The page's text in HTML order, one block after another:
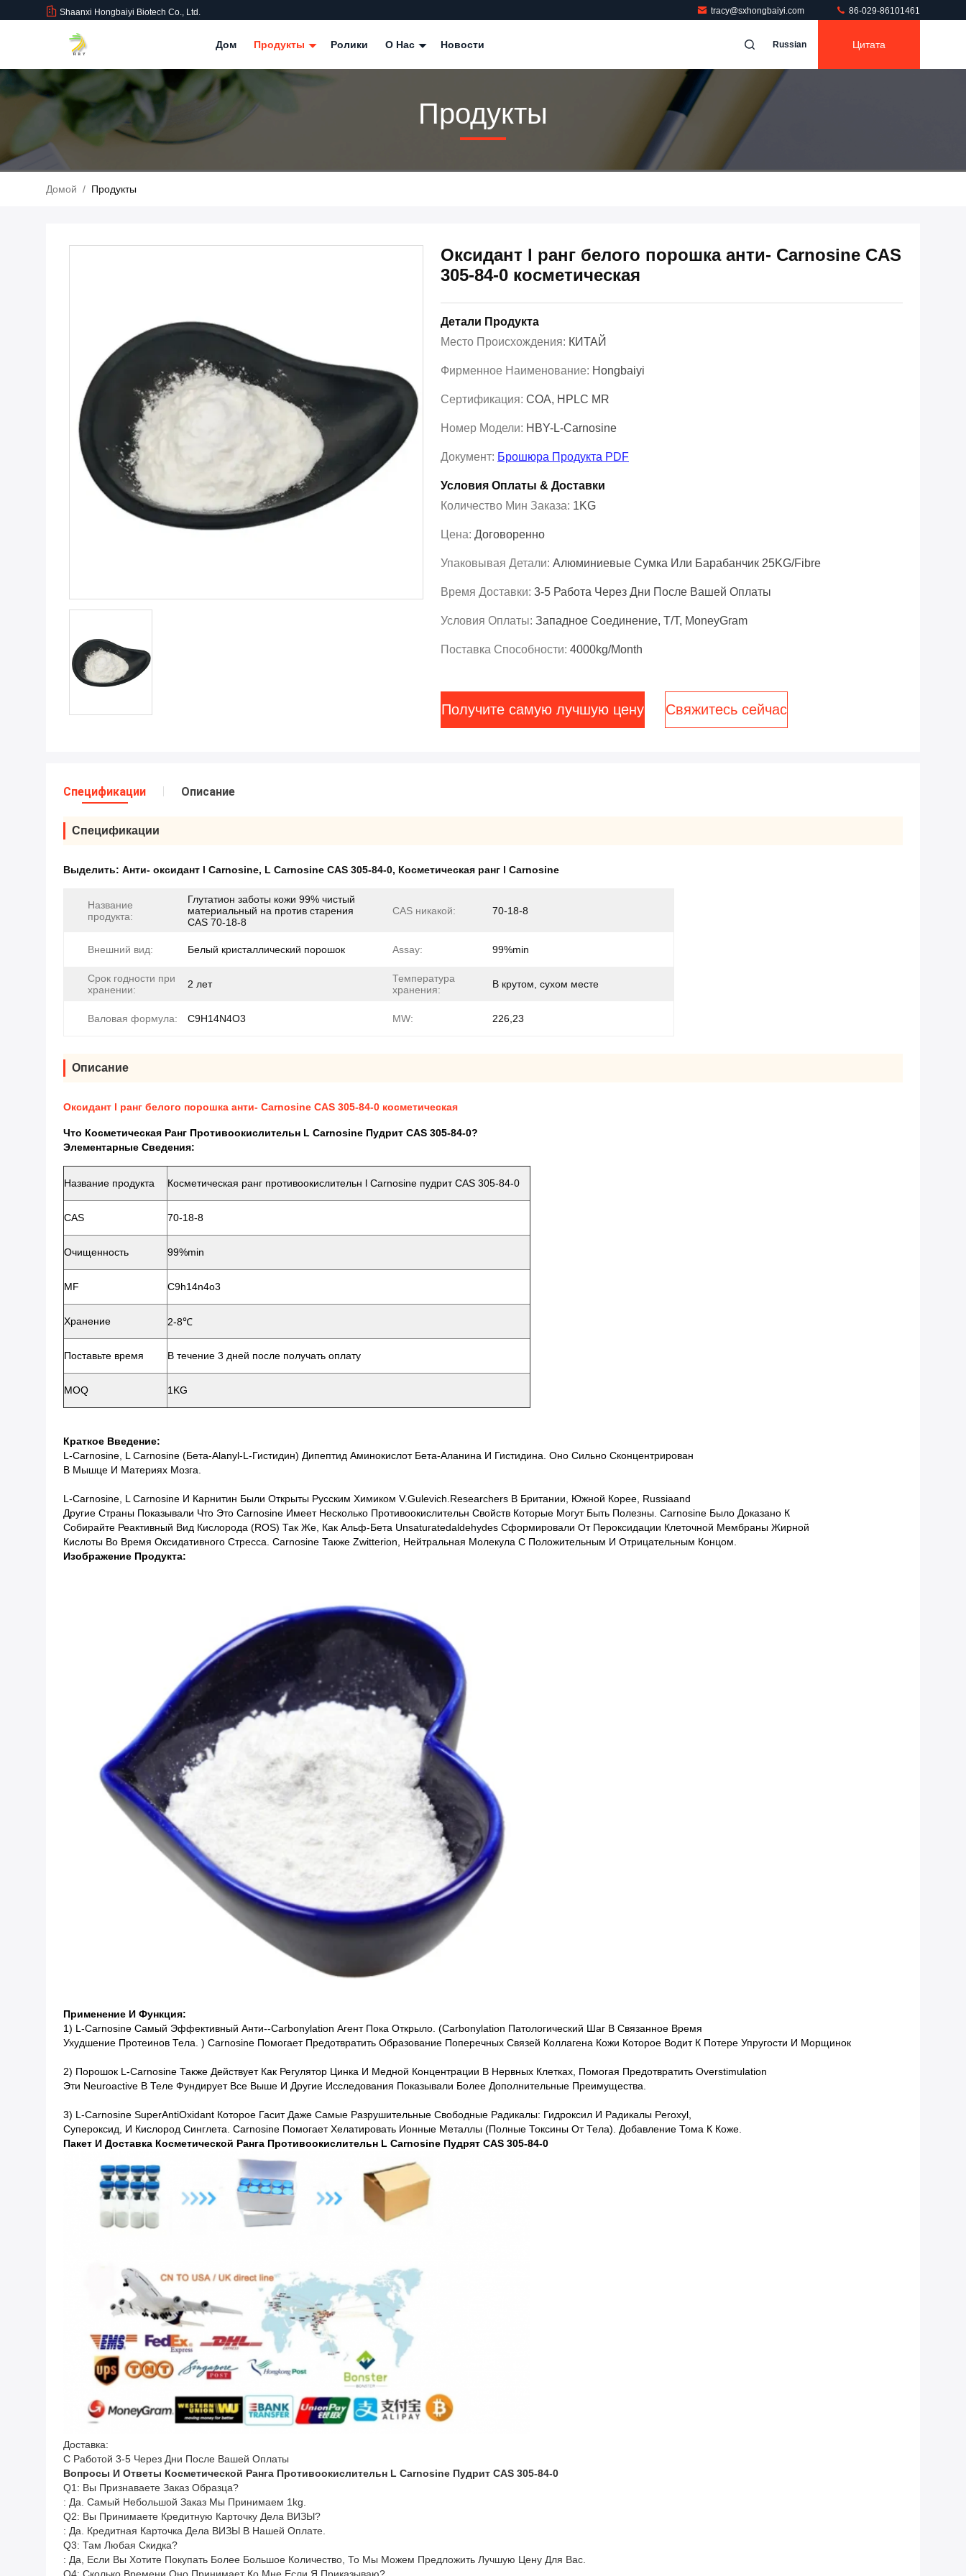
Shaanxi Hongbaiyi Biotech Co., Ltd. tracy@sxhongbaiyi.com 86-029-86101461
Дом Продукты Ролики О Нас Новости Russian Цитата
Продукты
Домой / Продукты
Оксидант l ранг белого порошка анти- Carnosine CAS
305-84-0 косметическая
Детали Продукта
Место Происхождения: КИТАЙ
Фирменное Наименование: Hongbaiyi
Сертификация: COA, HPLC MR
Номер Модели: HBY-L-Carnosine
Документ: Брошюра Продукта PDF
Условия Оплаты & Доставки
Количество Мин Заказа: 1KG
Цена: Договоренно
Упаковывая Детали: Алюминиевые Сумка Или Барабанчик 25KG/Fibre
Время Доставки: 3-5 Работа Через Дни После Вашей Оплаты
Условия Оплаты: Западное Соединение, T/T, MoneyGram
Поставка Способности: 4000kg/Month
Получите самую лучшую цену Свяжитесь сейчас
Спецификации Описание
Спецификации
Выделить: Анти- оксидант l Carnosine, L Carnosine CAS 305-84-0, Косметическая ранг l Carnosine
Название
продукта:
Глутатион заботы кожи 99% чистый
материальный на против старения
CAS 70-18-8
CAS никакой: 70-18-8
Внешний вид: Белый кристаллический порошок Assay: 99%min
Срок годности при
хранении:
2 лет
Температура
хранения:
В крутом, сухом месте
Валовая формула: C9H14N4O3 MW: 226,23
Описание
Оксидант l ранг белого порошка анти- Carnosine CAS 305-84-0 косметическая
Что Косметическая Ранг Противоокислительн L Carnosine Пудрит CAS 305-84-0?
Элементарные Сведения:
Название продукта Косметическая ранг противоокислительн l Carnosine пудрит CAS 305-84-0
CAS 70-18-8
Очищенность 99%min
MF C9h14n4o3
Хранение 2-8℃
Поставьте время В течение 3 дней после получать оплату
MOQ 1KG
Краткое Введение:
L-Carnosine, L Carnosine (бета-Alanyl-L-Гистидин) Дипептид Аминокислот Бета-Аланина И Гистидина. Оно Сильно Сконцентрирован
В Мышце И Материях Мозга.
L-Carnosine, L Carnosine И Карнитин Были Открыты Русским Химиком V.Gulevich.Researchers В Британии, Южной Корее, Russiaand
Другие Страны Показывали Что Это Carnosine Имеет Несколько Противоокислительн Свойств Которые Могут Быть Полезны. Carnosine Было Доказано К
Собирайте Реактивный Вид Кислорода (ROS) Так Же, Как Альф-Бета Unsaturatedaldehydes Сформировали От Пероксидации Клеточной Мембраны Жирной
Кислоты Во Время Оксидативного Стресса. Carnosine Также Zwitterion, Нейтральная Молекула С Положительным И Отрицательным Концом.
Изображение Продукта:
Применение И Функция:
1) L-Carnosine Самый Эффективный Анти--carbonylation Агент Пока Открыло. (Carbonylation Патологический Шаг В Связанное Время
Ухудшение Протеинов Тела. ) Carnosine Помогает Предотвратить Образование Поперечных Связей Коллагена Кожи Которое Водит К Потере Упругости И Морщинок
2) Порошок L-Carnosine Также Действует Как Регулятор Цинка И Медной Концентрации В Нервных Клетках, Помогая Предотвратить Overstimulation
Эти Neuroactive В Теле Фундирует Все Выше И Другие Исследования Показывали Более Дополнительные Преимущества.
3) L-Carnosine SuperAntiOxidant Которое Гасит Даже Самые Разрушительные Свободные Радикалы: Гидроксил И Радикалы Peroxyl,
Супероксид, И Кислород Синглета. Carnosine Помогает Хелатировать Ионные Металлы (полные Токсины От Тела). Добавление Тома К Коже.
Пакет И Доставка Косметической Ранга Противоокислительн L Carnosine Пудрят CAS 305-84-0
Доставка:
С Работой 3-5 Через Дни После Вашей Оплаты
Вопросы И Ответы Косметической Ранга Противоокислительн L Carnosine Пудрит CAS 305-84-0
Q1: Вы Признаваете Заказ Образца?
: Да. Самый Небольшой Заказ Мы Принимаем 1kg.
Q2: Вы Принимаете Кредитную Карточку Дела ВИЗЫ?
: Да. Кредитная Карточка Дела ВИЗЫ В Нашей Оплате.
Q3: Там Любая Скидка?
: Да, Если Вы Хотите Покупать Более Большое Количество, То Мы Можем Предложить Лучшую Цену Для Вас.